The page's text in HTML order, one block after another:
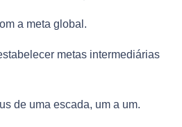
a meta global.
metas intermediárias
de uma escada, um a um.